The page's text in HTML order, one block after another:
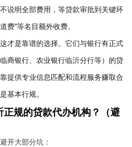
不说明全部费用，等贷款审批到关键环
费”等名目额外收费。
这才是靠谱的选择。它们与银行有正式
商银行、农业银行临沂分行等）的贷
提供专业信息匹配和流程服务赚取合
是基本行规。
正规的贷款代办机构？（避
开大部分坑：